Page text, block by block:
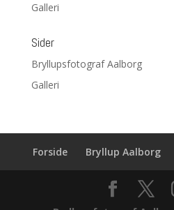
Galleri
Sider
Bryllupsfotograf Aalborg
Galleri
Forside Bryllup Aalborg